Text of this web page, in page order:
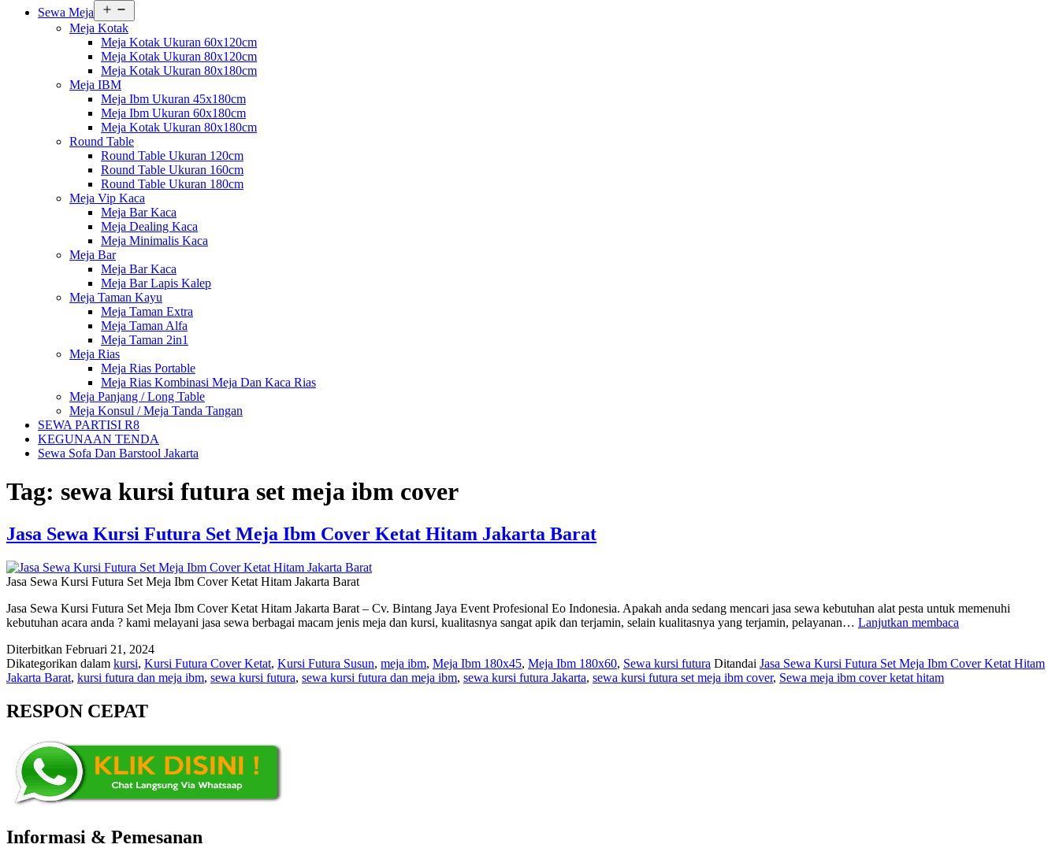
Sewa Meja
menu
Meja Kotak
Meja Kotak Ukuran 60x120cm
Meja Kotak Ukuran 80x120cm
Meja Kotak Ukuran 80x180cm
Meja IBM
Meja Ibm Ukuran 45x180cm
Meja Ibm Ukuran 60x180cm
Meja Kotak Ukuran 80x180cm
Round Table
Round Table Ukuran 120cm
Round Table Ukuran 160cm
Round Table Ukuran 180cm
Meja Vip Kaca
Meja Bar Kaca
Meja Dealing Kaca
Meja Minimalis Kaca
Meja Bar
Meja Bar Kaca
Meja Bar Lapis Kalep
Meja Taman Kayu
Meja Taman Extra
Meja Taman Alfa
Meja Taman 2in1
Meja Rias
Meja Rias Portable
Meja Rias Kombinasi Meja Dan Kaca Rias
Meja Panjang / Long Table
Meja Konsul / Meja Tanda Tangan
SEWA PARTISI R8
KEGUNAAN TENDA
Sewa Sofa Dan Barstool Jakarta
Tag: sewa kursi futura set meja ibm cover
Jasa Sewa Kursi Futura Set Meja Ibm Cover Ketat Hitam Jakarta Barat
Jasa Sewa Kursi Futura Set Meja Ibm Cover Ketat Hitam Jakarta Barat
Jasa Sewa Kursi Futura Set Meja Ibm Cover Ketat Hitam Jakarta Barat – Cv. Bintang Jaya Event Profesional Eo Indonesia. Apakah anda sedang mencari jasa sewa kebutuhan alat pesta untuk memenuhi
kebutuhan acara anda ? kami melayani jasa sewa berbagai macam jenis meja dan kursi, kualitasnya sangat apik dan terjamin, selain kualitasnya yang terjamin, pelayanan… Lanjutkan membaca
Futura
Diterbitkan Februari 21, 2024
Dikategorikan dalam kursi, Kursi Futura Cover Ketat, Kursi Futura Susun, meja ibm, Meja Ibm 180x45, Meja Ibm 180x60, Sewa kursi futura Ditandai Jasa Sewa Kursi Futura Set Meja Ibm Cover Ketat Hitam
Jakarta Barat, kursi futura dan meja ibm, sewa kursi futura, sewa kursi futura dan meja ibm, sewa kursi futura Jakarta, sewa kursi futura set meja ibm cover, Sewa meja ibm cover ketat hitam
RESPON CEPAT
Informasi & Pemesanan